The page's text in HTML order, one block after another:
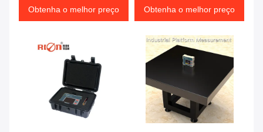
Obtenha o melhor preço Obtenha o melhor preço